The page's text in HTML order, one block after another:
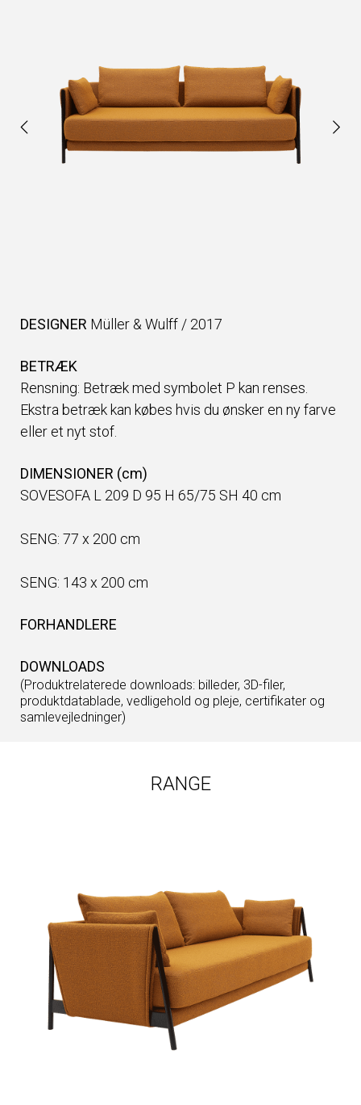
DESIGNER Müller & Wulff / 2017
BETRÆK
Rensning: Betræk med symbolet P kan renses.
Ekstra betræk kan købes hvis du ønsker en ny farve
eller et nyt stof.
DIMENSIONER (cm)
SOVESOFA L 209 D 95 H 65/75 SH 40 cm
SENG: 77 x 200 cm
SENG: 143 x 200 cm
FORHANDLERE
DOWNLOADS
(Produktrelaterede downloads: billeder, 3D-filer,
produktdatablade, vedligehold og pleje, certifikater og
samlevejledninger)
RANGE